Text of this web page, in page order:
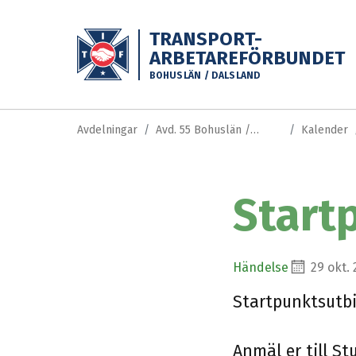
TRANSPORT-
ARBETAREFÖRBUNDET
BOHUSLÄN / DALSLAND
Avdelningar
Avd. 55 Bohuslän /
Kalender
Händelse 29 okt.
Anmäl er till